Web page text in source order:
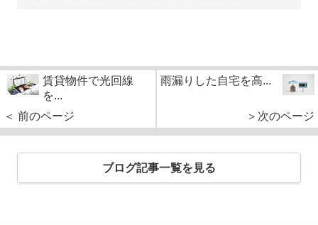
賃貸物件で光回線
を...
＜ 前のページ
雨漏りした自宅を高...
＞次のページ
ブログ記事一覧を見る